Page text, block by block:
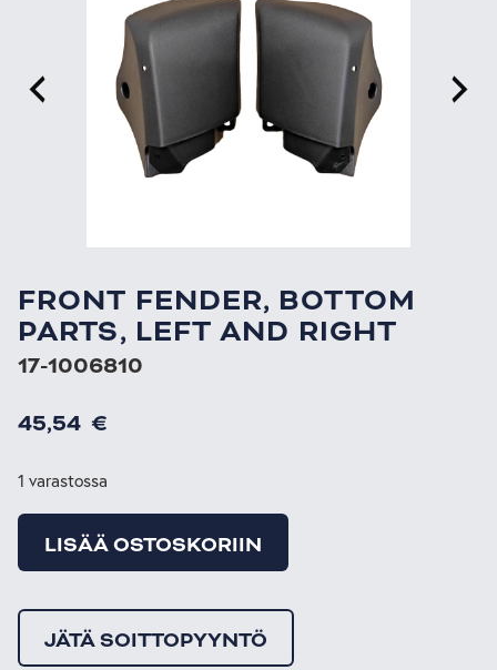
FRONT FENDER, BOTTOM
PARTS, LEFT AND RIGHT
17-1006810
45,54 €
1 varastossa
LISÄÄ OSTOSKORIIN
JÄTÄ SOITTOPYYNTÖ